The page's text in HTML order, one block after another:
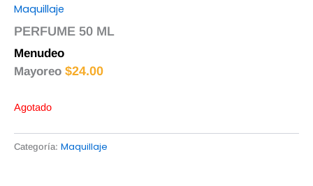
Maquillaje
PERFUME 50 ML
Menudeo
Mayoreo $24.00
Agotado
Categoría: Maquillaje